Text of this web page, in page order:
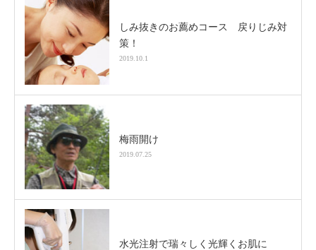
しみ抜きのお薦めコース 戻りじみ対
策！
2019.10.1
梅雨開け
2019.07.25
水光注射で瑞々しく光輝くお肌に